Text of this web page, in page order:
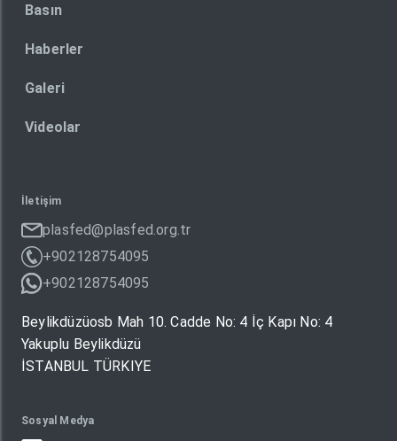
Basın
Haberler
Galeri
Videolar
İletişim
plasfed@plasfed.org.tr
+902128754095
+902128754095
Beylikdüzüosb Mah 10. Cadde No: 4 İç Kapı No: 4
Yakuplu Beylikdüzü
İSTANBUL TÜRKIYE
Sosyal Medya